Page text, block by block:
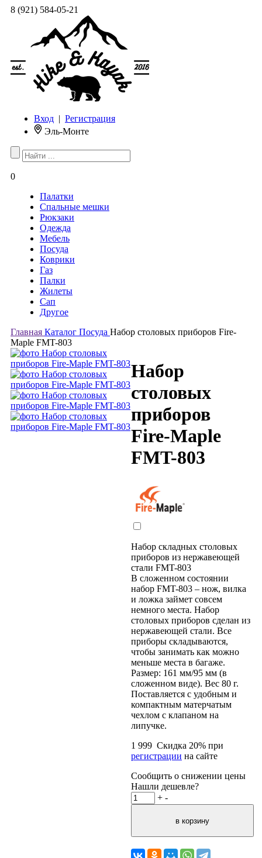
8 (921) 584-05-21
Вход | Регистрация
Эль-Монте
0
Палатки
Спальные мешки
Рюкзаки
Одежда
Мебель
Посуда
Коврики
Газ
Палки
Жилеты
Сап
Другое
Главная Каталог Посуда Набор столовых приборов Fire-
Maple FMT-803
Набор
столовых
приборов
Fire-Maple
FMT-803
Набор складных столовых
приборов из нержавеющей
стали FMT-803
В сложенном состоянии
набор FMT-803 – нож, вилка
и ложка займет совсем
немного места. Набор
столовых приборов сделан из
нержавеющей стали. Все
приборы складываются,
чтобы занимать как можно
меньше места в багаже.
Размер: 161 мм/95 мм (в
сложенном виде). Вес 80 г.
Поставляется с удобным и
компактным матерчатым
чехлом с клапаном на
липучке.
1 999 Скидка 20% при
регистрации на сайте
Сообщить о снижении цены
Нашли дешевле?
+ -